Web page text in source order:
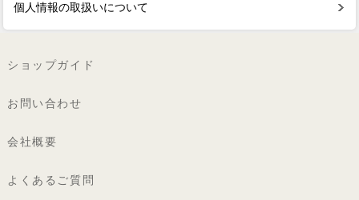
個人情報の取扱いについて
ショップガイド
お問い合わせ
会社概要
よくあるご質問